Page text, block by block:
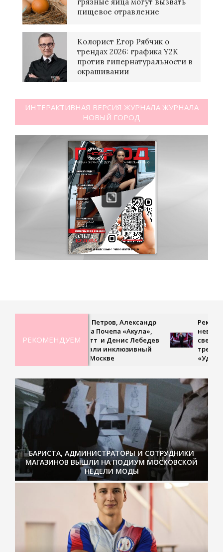
пищевое отравление
Колорист Егор Рябчик о
трендах 2026: графика Y2K
против гипернатуральности в
окрашивании
ИНТЕРАКТИВНАЯ ВЕРСИЯ ЖУРНАЛА ЖУРНАЛА
НОВЫЙ ГОРОД
РЕКОМЕНДУЕМ
Дмитрий Петров, Александр
Ян, Оксана Почепа «Акула»,
Кира Смитт и Денис Лебедев
поддержали инклюзивный
Рекордная
невесомая
третьем
БАРИСТА, АДМИНИСТРАТОРЫ И СОТРУДНИКИ
МАГАЗИНОВ ВЫШЛИ НА ПОДИУМ МОСКОВСКОЙ
НЕДЕЛИ МОДЫ